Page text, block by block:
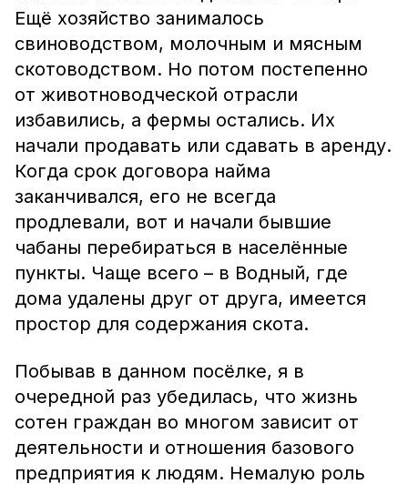
Ещё хозяйство занималось
свиноводством, молочным и мясным
скотоводством. Но потом постепенно
от животноводческой отрасли
избавились, а фермы остались. Их
начали продавать или сдавать в аренду.
Когда срок договора найма
заканчивался, его не всегда
продлевали, вот и начали бывшие
чабаны перебираться в населённые
пункты. Чаще всего – в Водный, где
дома удалены друг от друга, имеется
простор для содержания скота.
Побывав в данном посёлке, я в
очередной раз убедилась, что жизнь
сотен граждан во многом зависит от
деятельности и отношения базового
предприятия к людям. Немалую роль